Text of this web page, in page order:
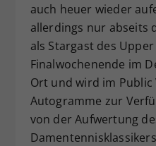
auch heuer wieder
allerdings nur abseits
als Stargast des
Finalwochenende im
Ort und wird im
Autogramme zur
von der Aufwertung